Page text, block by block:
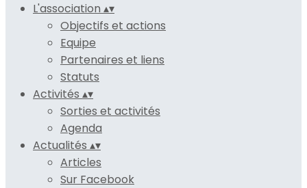
L'association ▴▾
Objectifs et actions
Equipe
Partenaires et liens
Statuts
Activités ▴▾
Sorties et activités
Agenda
Actualités ▴▾
Articles
Sur Facebook